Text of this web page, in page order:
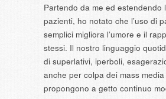
Partendo da me ed estendendo
pazienti, ho notato che l’uso di
semplici migliora l’umore e il
stessi. Il nostro linguaggio
di superlativi, iperboli,
anche per colpa dei mass media
propongono a getto continuo